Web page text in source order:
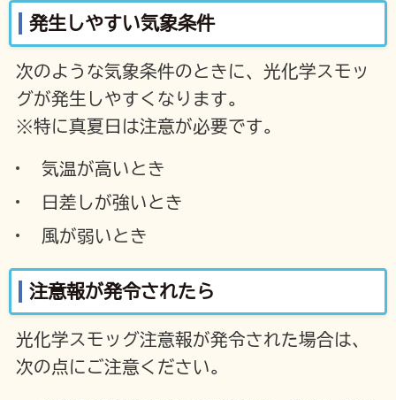
発生しやすい気象条件
次のような気象条件のときに、光化学スモッ
グが発生しやすくなります。
※特に真夏日は注意が必要です。
気温が高いとき
日差しが強いとき
風が弱いとき
注意報が発令されたら
光化学スモッグ注意報が発令された場合は、
次の点にご注意ください。